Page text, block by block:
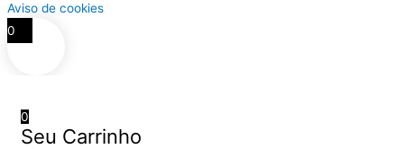
Aviso de cookies
0
0
Seu Carrinho